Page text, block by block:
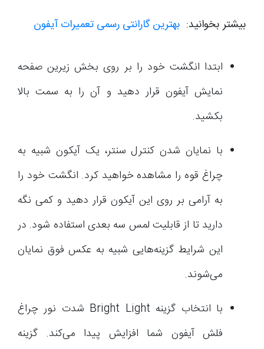
بیشتر بخوانید: بهترین گارانتی رسمی تعمیرات آیفون
ابتدا انگشت خود را بر روی بخش زیرین صفحه
نمایش آیفون قرار دهید و آن را به سمت بالا
بکشید.
با نمایان شدن کنترل سنتر، یک آیکون شبیه به
چراغ قوه را مشاهده خواهید کرد. انگشت خود را
به آرامی بر روی این آیکون قرار دهید و کمی نگه
دارید تا از قابلیت لمس سه بعدی استفاده شود. در
این شرایط گزینه‌هایی شبیه به عکس فوق نمایان
می‌شوند.
با انتخاب گزینه Bright Light شدت نور چراغ
فلش آیفون شما افزایش پیدا می‌کند. گزینه